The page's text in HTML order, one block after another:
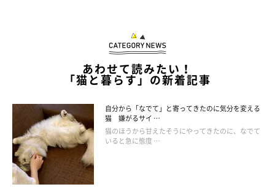
・落ち着いて過ごすことができる場所にケージを置いてあげる
・お皿やトイレなどの必要なグッズを揃えておく
・猫が好む振る舞い（柔らかな動作や優しい声かけ）を知ってお
いたり、あらかじめ練習しておく
ぜひ覚えておいてくださいね」
あわせて読みたい！
「猫と暮らす」の新着記事
自分から「なでて」と寄ってきたのに気分を変える
猫 嫌がるサイ …
猫のほうから甘えたそうにやってきたのに、なでて
いると急に態度 …